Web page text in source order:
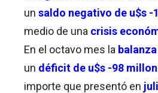
un saldo negativo de u$s -
medio de una crisis
En el octavo mes la
un déficit de u$s -98
importe que presentó en